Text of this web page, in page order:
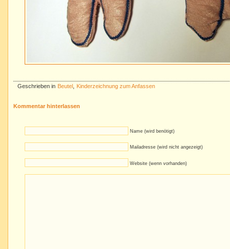
Geschrieben in Beutel, Kinderzeichnung zum Anfassen
Kommentar hinterlassen
Name (wird benötigt)
Mailadresse (wird nicht angezeigt)
Website (wenn vorhanden)